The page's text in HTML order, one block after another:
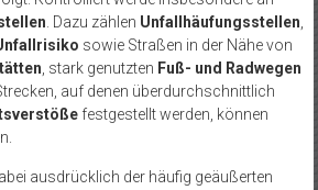
. Dazu zählen Unfallhäufungsstellen,
sowie Straßen in der Nähe von
, stark genutzten Fuß- und Radwegen
auf denen überdurchschnittlich
festgestellt werden, können
ausdrücklich der häufig geäußerten